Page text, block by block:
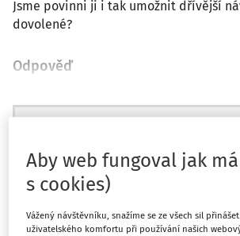
Jsme povinni ji i tak umožnit dřívější
dovolené?
Odpověď
Zatím jste si přečetli jen
Aby web fungoval jak
s cookies)
Vážený návštěvníku, snažíme se ze všech sil
uživatelského komfortu při používání našich